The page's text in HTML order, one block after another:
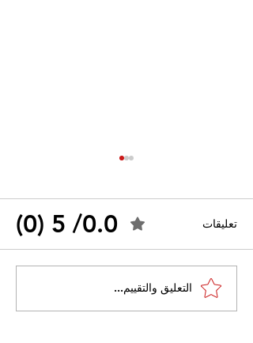
القضاء الإداري يقضي بحل
نقابة "كنابست"
تعليقات 0.0/ 5 (0)
التعليق والتقييم...